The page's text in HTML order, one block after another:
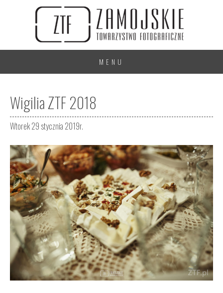
MENU
Wigilia ZTF 2018
Wtorek 29 stycznia 2019r.